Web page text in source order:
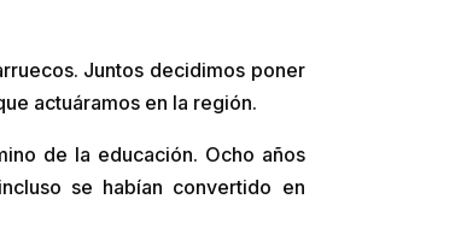
Juntos decidimos poner
actuáramos en la región.
de la educación. Ocho años
se habían convertido en